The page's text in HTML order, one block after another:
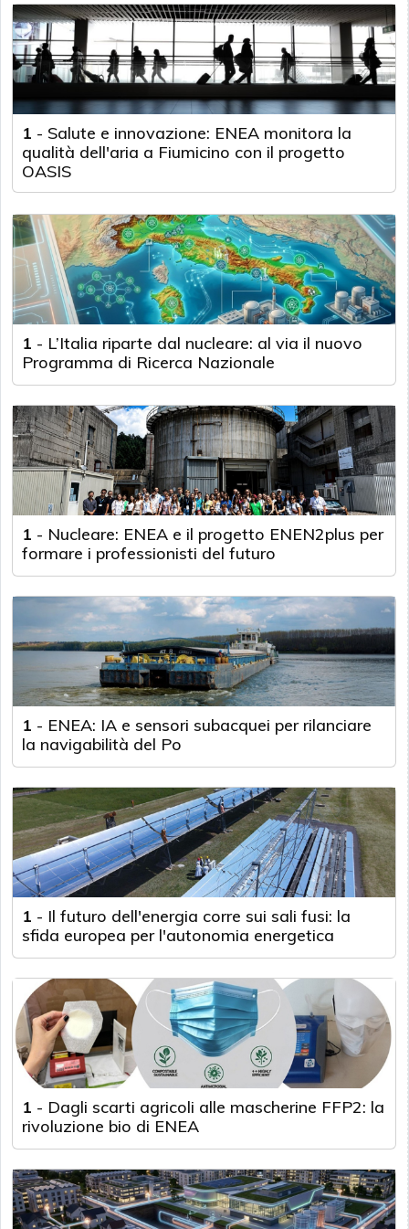
1 - Salute e innovazione: ENEA monitora la
qualità dell'aria a Fiumicino con il progetto
OASIS
1 - L’Italia riparte dal nucleare: al via il nuovo
Programma di Ricerca Nazionale
1 - Nucleare: ENEA e il progetto ENEN2plus per
formare i professionisti del futuro
1 - ENEA: IA e sensori subacquei per rilanciare
la navigabilità del Po
1 - Il futuro dell'energia corre sui sali fusi: la
sfida europea per l'autonomia energetica
1 - Dagli scarti agricoli alle mascherine FFP2: la
rivoluzione bio di ENEA